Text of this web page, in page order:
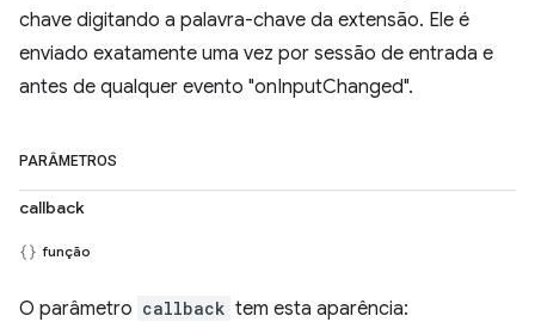
chave digitando a palavra-chave da extensão. Ele é
enviado exatamente uma vez por sessão de entrada e
antes de qualquer evento "onInputChanged".
PARÂMETROS
callback
função
O parâmetro callback tem esta aparência: